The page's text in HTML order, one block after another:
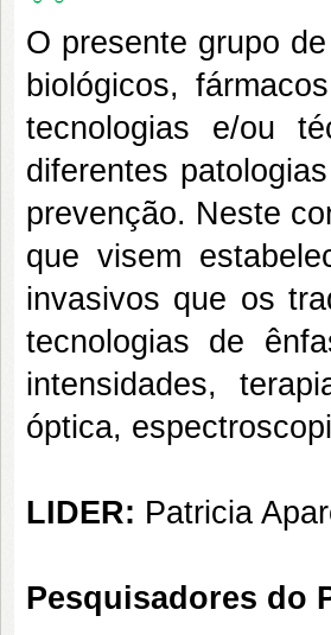
O presente grupo
biológicos,
tecnologias e/ou
diferentes
prevenção. Neste
que visem
invasivos que os
tecnologias de
intensidades,
óptica,
LIDER: Patricia
Pesquisadores do